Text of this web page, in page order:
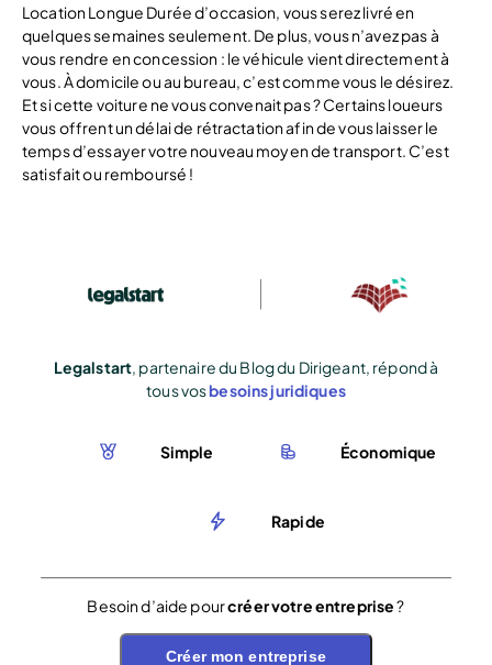
Location Longue Durée d’occasion, vous serez livré en
quelques semaines seulement. De plus, vous n’avez pas à
vous rendre en concession : le véhicule vient directement à
vous. À domicile ou au bureau, c’est comme vous le désirez.
Et si cette voiture ne vous convenait pas ? Certains loueurs
vous offrent un délai de rétractation afin de vous laisser le
temps d’essayer votre nouveau moyen de transport. C’est
satisfait ou remboursé !
Legalstart , partenaire du Blog du Dirigeant, répond à
tous vosbesoins juridiques
Simple Économique
Rapide
Besoin d’aide pourcréer votre entreprise?
Créer mon entreprise